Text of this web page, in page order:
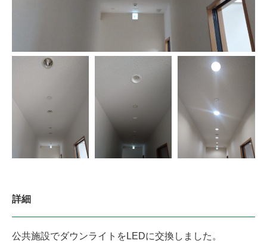
詳細
公共施設でダウンライトをLEDに交換しました。